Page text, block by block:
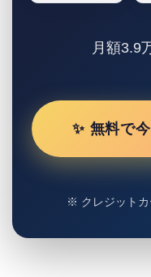
月額3.9
✨ 無料で
※ クレジットカ